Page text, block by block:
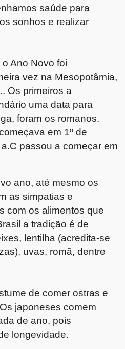
saúde para
sonhos e realizar
Ano Novo foi
vez na Mesopotâmia,
Os primeiros a
uma data para
foram os romanos.
em 1º de
passou a começar em
ano, até mesmo os
as simpatias e
com os alimentos que
a tradição é de
lentilha (acredita-se
uvas, romã, dentre
de comer ostras e
japoneses comem
de ano, pois
longevidade.